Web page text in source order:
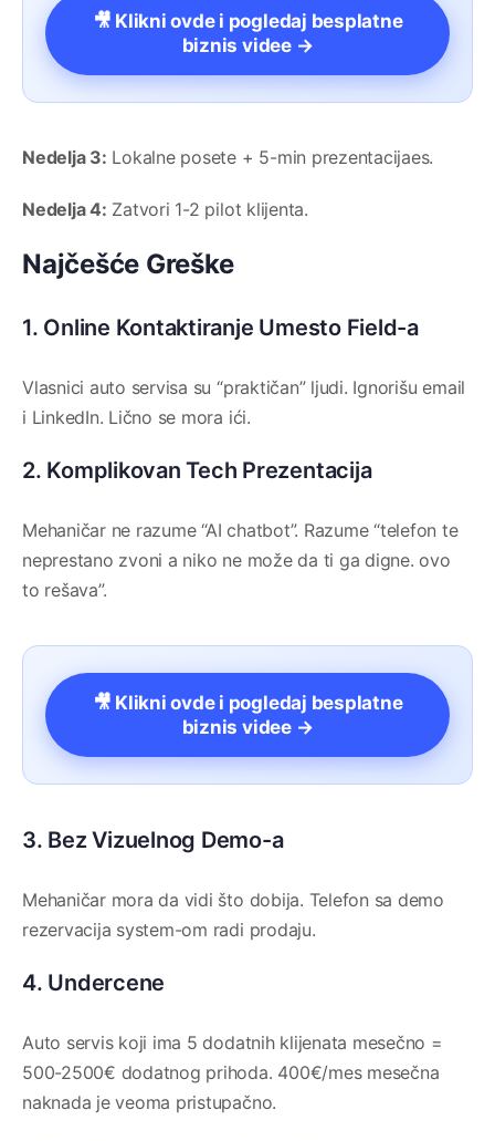
🎥 Klikni ovde i pogledaj besplatne
biznis videe →
Nedelja 3: Lokalne posete + 5-min prezentacijaes.
Nedelja 4: Zatvori 1-2 pilot klijenta.
Najčešće Greške
1. Online Kontaktiranje Umesto Field-a
Vlasnici auto servisa su “praktičan” ljudi. Ignorišu email
i LinkedIn. Lično se mora ići.
2. Komplikovan Tech Prezentacija
Mehaničar ne razume “AI chatbot”. Razume “telefon te
neprestano zvoni a niko ne može da ti ga digne. ovo
to rešava”.
🎥 Klikni ovde i pogledaj besplatne
biznis videe →
3. Bez Vizuelnog Demo-a
Mehaničar mora da vidi što dobija. Telefon sa demo
rezervacija system-om radi prodaju.
4. Undercene
Auto servis koji ima 5 dodatnih klijenata mesečno =
500-2500€ dodatnog prihoda. 400€/mes mesečna
naknada je veoma pristupačno.